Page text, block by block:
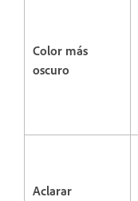
Color más
oscuro
Aclarar